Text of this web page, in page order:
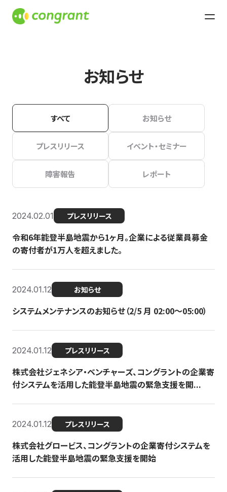
お知らせ
すべて お知らせ
プレスリリース イベント・セミナー
障害報告 レポート
2024.02.01 プレスリリース
令和6年能登半島地震から1ヶ月。企業による従業員募金
の寄付者が1万人を超えました。
2024.01.12 お知らせ
システムメンテナンスのお知らせ（2/5 月 02:00〜05:00）
2024.01.12 プレスリリース
株式会社ジェネシア・ベンチャーズ、コングラントの企業寄
付システムを活用した能登半島地震の緊急支援を開...
2024.01.12 プレスリリース
株式会社グロービス、コングラントの企業寄付システムを
活用した能登半島地震の緊急支援を開始